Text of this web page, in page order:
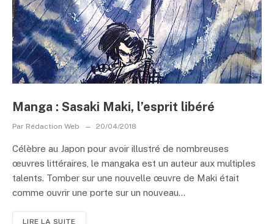
Manga : Sasaki Maki, l’esprit libéré
Par Rédaction Web 20/04/2018
Célèbre au Japon pour avoir illustré de nombreuses
œuvres littéraires, le mangaka est un auteur aux multiples
talents. Tomber sur une nouvelle œuvre de Maki était
comme ouvrir une porte sur un nouveau...
LIRE LA SUITE